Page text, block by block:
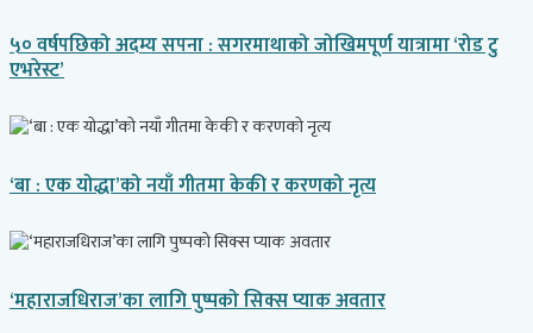
५० वर्षपछिको अदम्य सपना : सगरमाथाको जोखिमपूर्ण यात्रामा ‘रोड टु
एभरेस्ट’
‘बा : एक योद्धा’को नयाँ गीतमा केकी र करणको नृत्य
‘महाराजधिराज’का लागि पुष्पको सिक्स प्याक अवतार